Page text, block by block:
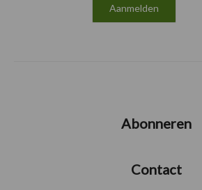
Abonneren
Contact